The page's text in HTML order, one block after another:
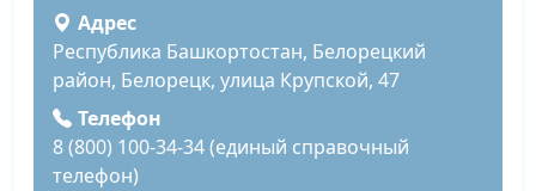
Адрес
Республика Башкортостан, Белорецкий
район, Белорецк, улица Крупской, 47
Телефон
8 (800) 100-34-34 (единый справочный
телефон)